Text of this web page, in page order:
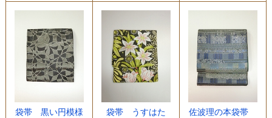
袋帯 黒い円模様
袋帯 うすはた
佐波理の本袋帯